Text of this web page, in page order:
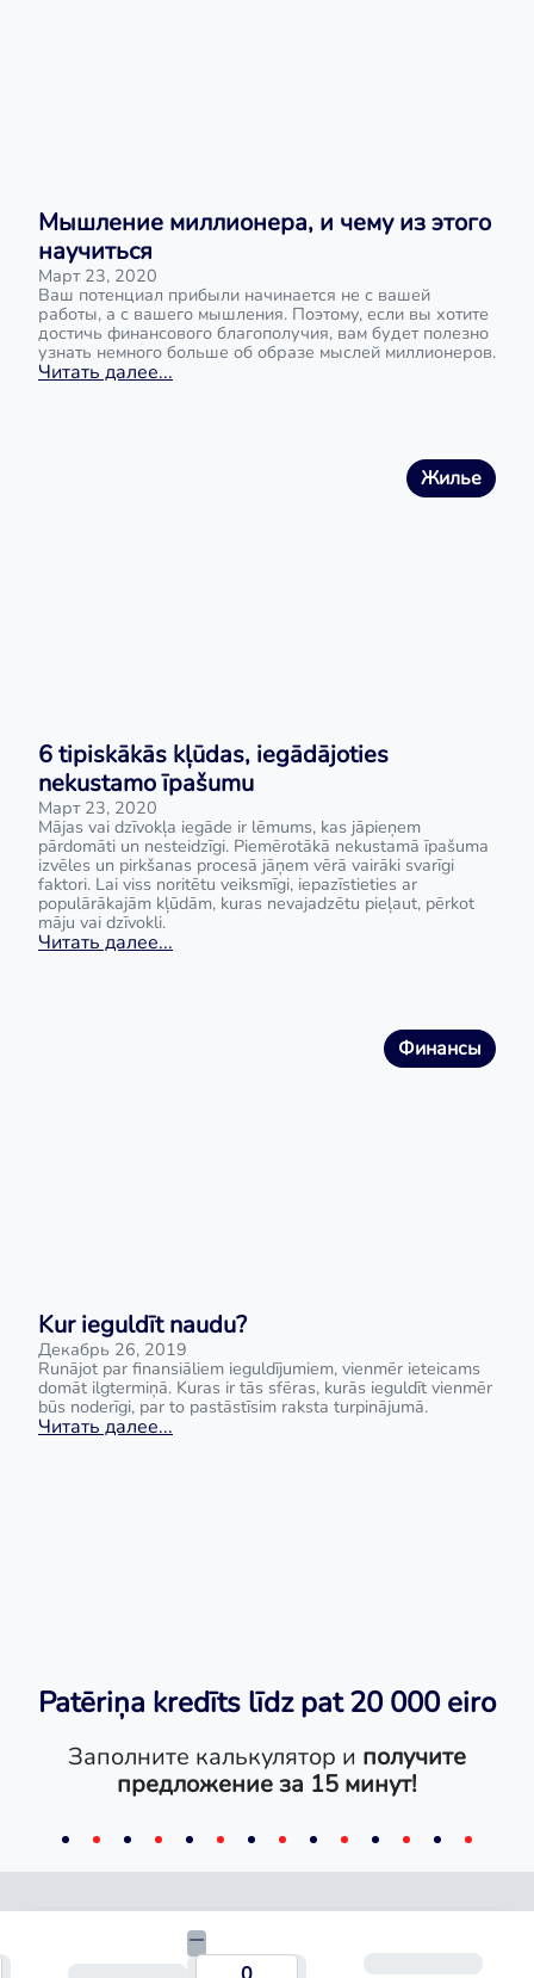
Мышление миллионера, и чему из этого
научиться
Март 23, 2020
Ваш потенциал прибыли начинается не с вашей
работы, а с вашего мышления. Поэтому, если вы хотите
достичь финансового благополучия, вам будет полезно
узнать немного больше об образе мыслей миллионеров.
Читать далее...
Жилье
6 tipiskākās kļūdas, iegādājoties
nekustamo īpašumu
Март 23, 2020
Mājas vai dzīvokļa iegāde ir lēmums, kas jāpieņem
pārdomāti un nesteidzīgi. Piemērotākā nekustamā īpašuma
izvēles un pirkšanas procesā jāņem vērā vairāki svarīgi
faktori. Lai viss noritētu veiksmīgi, iepazīstieties ar
populārākajām kļūdām, kuras nevajadzētu pieļaut, pērkot
māju vai dzīvokli.
Читать далее...
Финансы
Kur ieguldīt naudu?
Декабрь 26, 2019
Runājot par finansiāliem ieguldījumiem, vienmēr ieteicams
domāt ilgtermiņā. Kuras ir tās sfēras, kurās ieguldīt vienmēr
būs noderīgi, par to pastāstīsim raksta turpinājumā.
Читать далее...
Patēriņa kredīts līdz pat 20 000 eiro
Заполните калькулятор и получите
предложение за 15 минут!